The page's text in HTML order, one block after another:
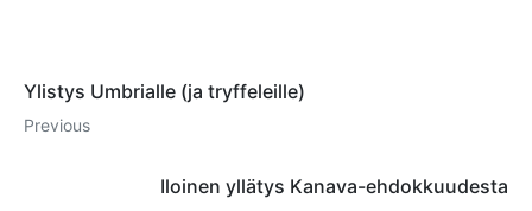
Ylistys Umbrialle (ja tryffeleille)
Previous
Iloinen yllätys Kanava-ehdokkuudesta